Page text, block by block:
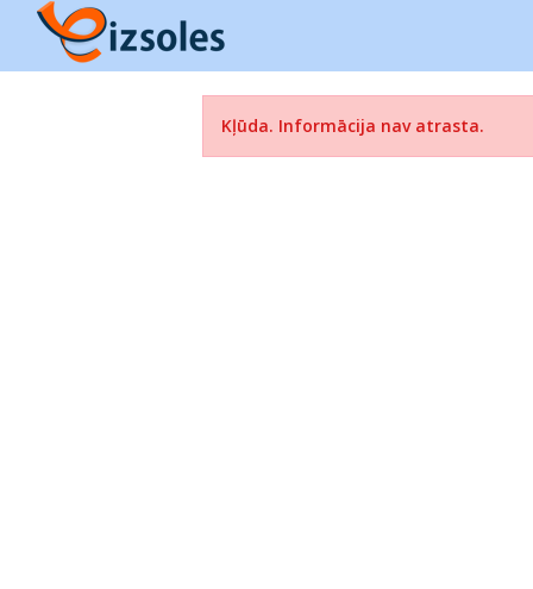
Kļūda. Informācija nav atrasta.